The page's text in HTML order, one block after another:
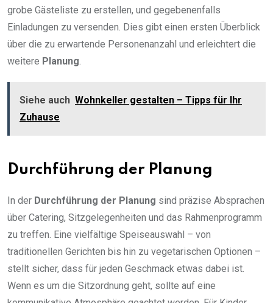
grobe Gästeliste zu erstellen, und gegebenenfalls
Einladungen zu versenden. Dies gibt einen ersten Überblick
über die zu erwartende Personenanzahl und erleichtert die
weitere Planung
Siehe auch Wohnkeller gestalten – Tipps für Ihr
Zuhause
Durchführung der Planung
In der Durchführung der Planung sind präzise Absprachen
über Catering, Sitzgelegenheiten und das Rahmenprogramm
zu treffen. Eine vielfältige Speiseauswahl – von
traditionellen Gerichten bis hin zu vegetarischen Optionen –
stellt sicher, dass für jeden Geschmack etwas dabei ist.
Wenn es um die Sitzordnung geht, sollte auf eine